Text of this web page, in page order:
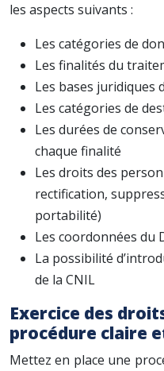
les aspects suivants :
Les catégories de
Les finalités du
Les bases juridiques
Les catégories de
Les durées de
chaque finalité
Les droits des
rectification,
portabilité)
Les coordonnées du
La possibilité
de la CNIL
Exercice des
procédure claire
Mettez en place une